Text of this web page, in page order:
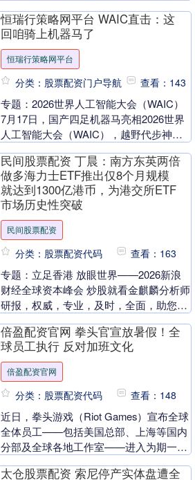
年....
恒瑞行策略网平台 WAIC直击：这
回咱骑上机器马了
恒瑞行策略网平台
分类：股票配资门户导航 查看：143
专题：2026世界人工智能大会（WAIC）
7月17日，国产四足机器马亮相2026世界
人工智能大会（WAIC），越野代步神器
现....
民间股票配资 丁晨：南方东英两倍
做多海力士ETF推出仅8个月规模
就达到1300亿港币，为港交所ETF
市场历史性突破
民间股票配资
分类：股票配资代码 查看：163
专题：立足香港 放眼世界——2026新浪
财经全球资本峰会 炒股就看金麒麟分析师
研报，权威，专业，及时，全面，助您挖
2026....
倍盈配资官网 拳头官宣放暑假！全
球员工执行 反对加班文化
倍盈配资官网
分类：股票配资代码 查看：148
近日，拳头游戏（Riot Games）宣布全球
全体员工——包括美国总部、上海等国内
分部及全球各地工作室——进入为期一周
202....
太仓股票配资 索尼停产实体盘遭全